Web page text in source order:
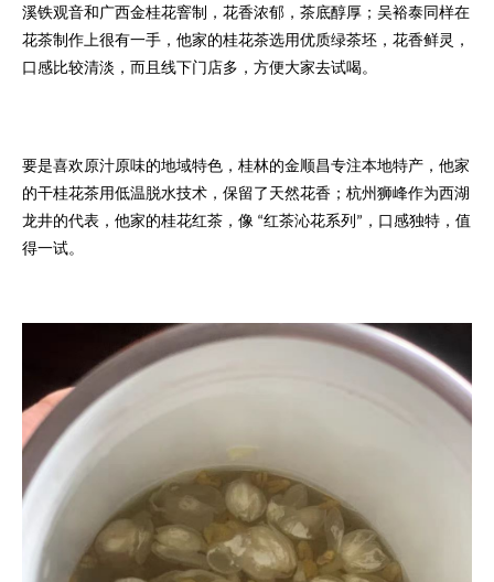
溪铁观音和广西金桂花窨制，花香浓郁，茶底醇厚；吴裕泰同样在
花茶制作上很有一手，他家的桂花茶选用优质绿茶坯，花香鲜灵，
口感比较清淡，而且线下门店多，方便大家去试喝。
要是喜欢原汁原味的地域特色，桂林的金顺昌专注本地特产，他家
的干桂花茶用低温脱水技术，保留了天然花香；杭州狮峰作为西湖
龙井的代表，他家的桂花红茶，像 “红茶沁花系列 ” ，口感独特，值
得一试。